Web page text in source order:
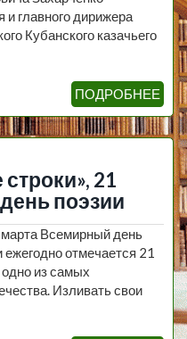
и главного дирижера
Кубанского казачьего
ПОДРОБНЕЕ
21
поэзии
Всемирный день
отмечается 21
из самых
Изливать свои